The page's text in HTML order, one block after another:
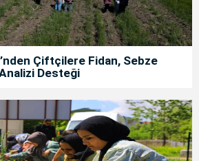
Çiftçilere Fidan, Sebze
Desteği